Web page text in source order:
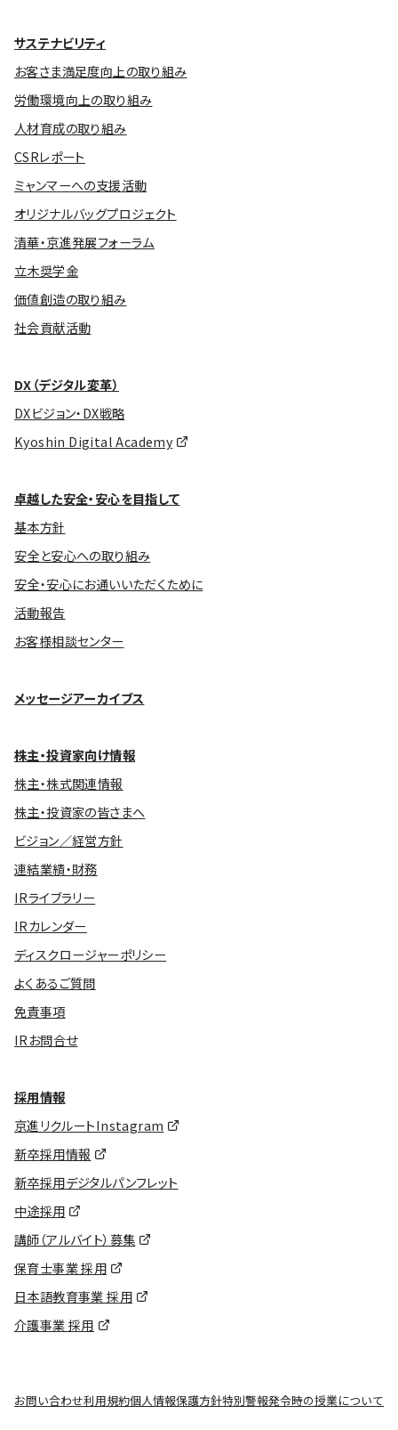
サステナビリティ
お客さま満足度向上の取り組み
労働環境向上の取り組み
人材育成の取り組み
CSRレポート
ミャンマーへの支援活動
オリジナルバッグプロジェクト
清華・京進発展フォーラム
立木奨学金
価値創造の取り組み
社会貢献活動
DX（デジタル変革）
DXビジョン・DX戦略
Kyoshin Digital Academy
卓越した安全・安心を目指して
基本方針
安全と安心への取り組み
安全・安心にお通いいただくために
活動報告
お客様相談センター
メッセージアーカイブス
株主・投資家向け情報
株主・株式関連情報
株主・投資家の皆さまへ
ビジョン／経営方針
連結業績・財務
IRライブラリー
IRカレンダー
ディスクロージャーポリシー
よくあるご質問
免責事項
IRお問合せ
採用情報
京進リクルートInstagram
新卒採用情報
新卒採用デジタルパンフレット
中途採用
講師（アルバイト）募集
保育士事業 採用
日本語教育事業 採用
介護事業 採用
お問い合わせ利用規約個人情報保護方針特別警報発令時の授業について